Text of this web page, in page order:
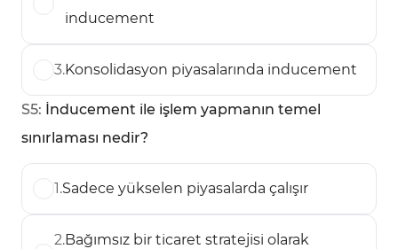
inducement
3.Konsolidasyon piyasalarında inducement
S5: İnducement ile işlem yapmanın temel
sınırlaması nedir?
1.Sadece yükselen piyasalarda çalışır
2.Bağımsız bir ticaret stratejisi olarak